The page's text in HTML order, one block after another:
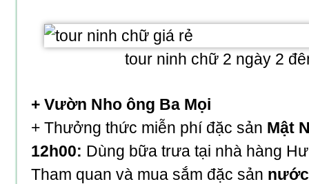
tour ninh chữ 2 ngày 2
+ Vườn Nho ông Ba Mọi
+ Thưởng thức miễn phí đặc sản Mật
12h00: Dùng bữa trưa tại nhà hàng
Tham quan và mua sắm đặc sản nước